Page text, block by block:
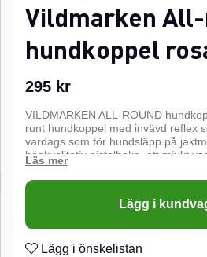
Vildmarken
hundkoppel
295 kr
VILDMARKEN ALL-ROUND
runt hundkoppel med invävd reflex
vardags som för hundsläpp på
högkvalitativ pistolhake, ett mjukt
ögla för exempelvis bajspåse eller
ring att fästa i bältet eller ett annat
Lägg i
Lägg i önskelistan